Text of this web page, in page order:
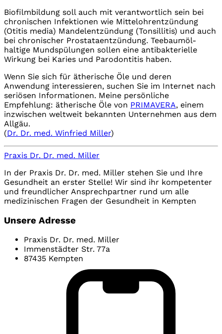
Biofilmbildung soll auch mit verantwortlich sein bei
chronischen Infektionen wie Mittelohrentzündung
(Otitis media) Mandelentzündung (Tonsillitis) und auch
bei chronischer Prostataentzündung. Teebaumöl-
haltige Mundspülungen sollen eine antibakterielle
Wirkung bei Karies und Parodontitis haben.
Wenn Sie sich für ätherische Öle und deren
Anwendung interessieren, suchen Sie im Internet nach
seriösen Informationen. Meine persönliche
Empfehlung: ätherische Öle von PRIMAVERA, einem
inzwischen weltweit bekannten Unternehmen aus dem
Allgäu.
(Dr. Dr. med. Winfried Miller)
Praxis Dr. Dr. med. Miller
In der Praxis Dr. Dr. med. Miller stehen Sie und Ihre
Gesundheit an erster Stelle! Wir sind ihr kompetenter
und freundlicher Ansprechpartner rund um alle
medizinischen Fragen der Gesundheit in Kempten
Unsere Adresse
Praxis Dr. Dr. med. Miller
Immenstädter Str. 77a
87435 Kempten